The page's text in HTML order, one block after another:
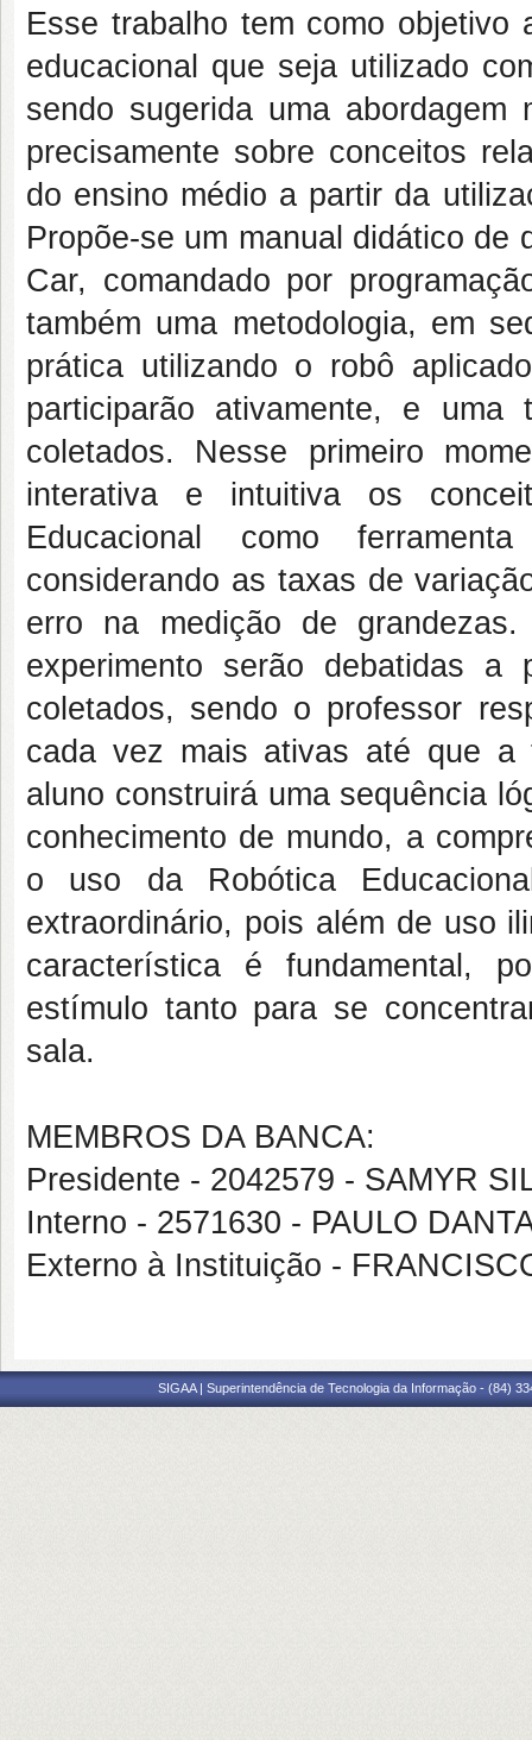
Esse trabalho tem como objetivo
educacional que seja utilizado
sendo sugerida uma
precisamente sobre conceitos
do ensino médio a partir da
Propõe-se um manual didático de
Car, comandado por
também uma metodologia, em
prática utilizando o robô
participarão ativamente, e
coletados. Nesse primeiro
interativa e intuitiva os
Educacional como
considerando as taxas de
erro na medição de
experimento serão debatidas
coletados, sendo o professor
cada vez mais ativas até que a
aluno construirá uma sequência
conhecimento de mundo, a
o uso da Robótica
extraordinário, pois além de uso
característica é fundamental,
estímulo tanto para se
sala.
MEMBROS DA BANCA:
Presidente - 2042579 - SAMYR
Interno - 2571630 - PAULO
Externo à Instituição -
SIGAA | Superintendência de Tecnologia da Informação - (84)